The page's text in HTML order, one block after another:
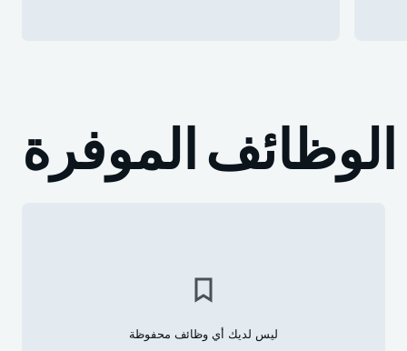
الوظائف الموفرة
ليس لديك أي وظائف محفوظة